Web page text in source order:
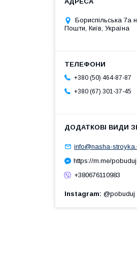
Бориспільська 7а
Пошти, Київ, Україна
+380 (50) 464-87-87
+380 (67) 301-37-45
info@nasha-
https://m.me/pobuduj
+380676110983
Instagram @pobuduj